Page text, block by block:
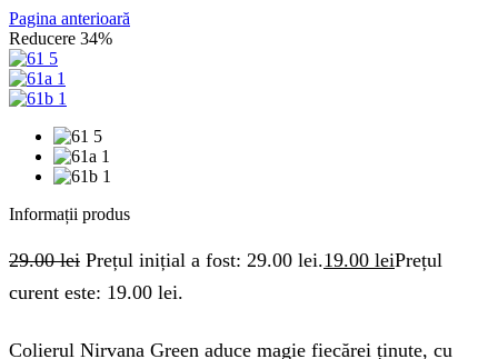
Pagina anterioară
Reducere 34%
Informații produs
29.00lei Prețul inițial a fost: 29.00 lei.19.00 leiPrețul
curent este: 19.00 lei.
Colierul Nirvana Green aduce magie fiecărei ținute, cu